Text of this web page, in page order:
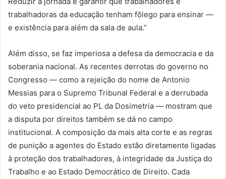
trabalhadoras da educação tenham fôlego para ensinar —
e existência para além da sala de aula.”
Além disso, se faz imperiosa a defesa da democracia e da
soberania nacional. As recentes derrotas do governo no
Congresso — como a rejeição do nome de Antonio
Messias para o Supremo Tribunal Federal e a derrubada
do veto presidencial ao PL da Dosimetria — mostram que
a disputa por direitos também se dá no campo
institucional. A composição da mais alta corte e as regras
de punição a agentes do Estado estão diretamente ligadas
à proteção dos trabalhadores, à integridade da Justiça do
Trabalho e ao Estado Democrático de Direito. Cada